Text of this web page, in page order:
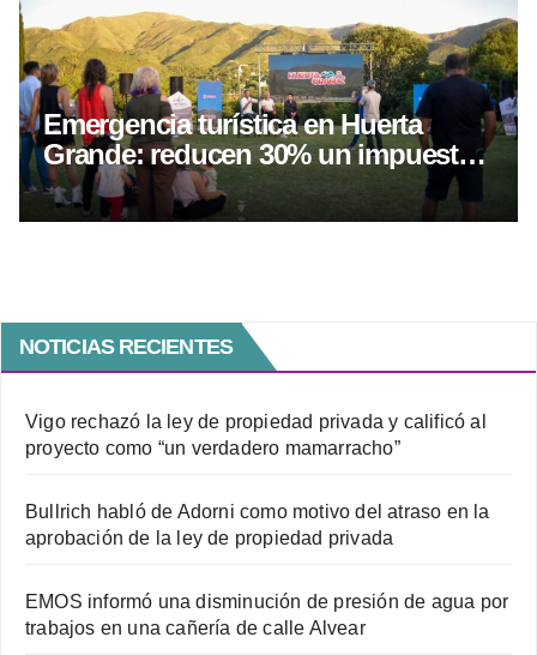
Emergencia turística en Huerta
Grande: reducen 30% un impuesto
a alojamientos
NOTICIAS RECIENTES
Vigo rechazó la ley de propiedad privada y calificó al
proyecto como “un verdadero mamarracho”
Bullrich habló de Adorni como motivo del atraso en la
aprobación de la ley de propiedad privada
EMOS informó una disminución de presión de agua por
trabajos en una cañería de calle Alvear